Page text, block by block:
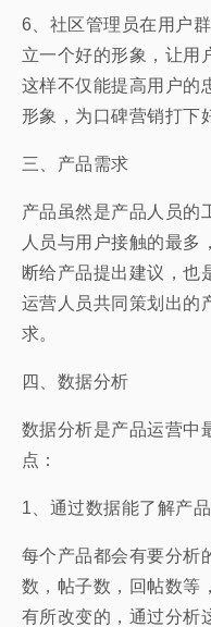
6、社区管理员在用户
立一个好的形象，让用
这样不仅能提高用户的
形象，为口碑营销打下
三、产品需求
产品虽然是产品人员的
人员与用户接触的最多
断给产品提出建议，也
运营人员共同策划出的
求。
四、数据分析
数据分析是产品运营中
点：
1、通过数据能了解产
每个产品都会有要分析
数，帖子数，回帖数等
有所改变的，通过分析